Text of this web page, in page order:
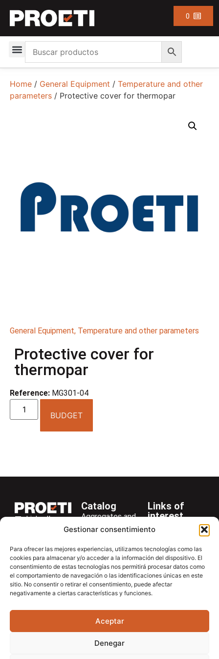
Gestionar consentimiento
Para ofrecer las mejores experiencias, utilizamos tecnologías como las
cookies para almacenar y/o acceder a la información del dispositivo. El
consentimiento de estas tecnologías nos permitirá procesar datos como
el comportamiento de navegación o las identificaciones únicas en este
sitio. No consentir o retirar el consentimiento, puede afectar
negativamente a ciertas características y funciones.
Aceptar
Denegar
0
Home / General Equipment / Temperature and other
parameters / Protective cover for thermopar
General Equipment, Temperature and other parameters
Protective cover for
thermopar
Reference: MG301-04
BUDGET
LinkedIn
+34 916 28
29 40
proetisa@proetisa.com
Ctra de
Algete, Av
M-106, Km
Algete,
Catalog
Aggregates and
Rocks
Asphalt
Cements
Concrete
Soils
Soilmatic
Steels
Equipment
Links of
interest
Company
News
Newsletter
Download
Contac